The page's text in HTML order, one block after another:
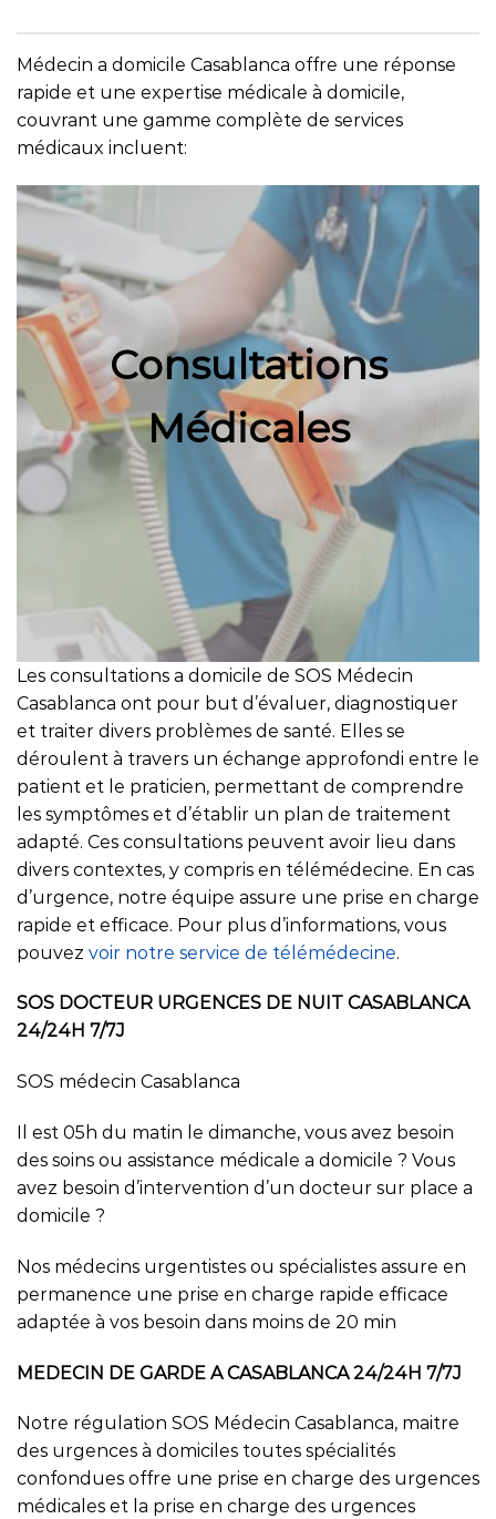
Médecin a domicile Casablanca offre une réponse
rapide et une expertise médicale à domicile,
couvrant une gamme complète de services
médicaux incluent:
Consultations
Médicales
Les consultations a domicile de SOS Médecin
Casablanca ont pour but d’évaluer, diagnostiquer
et traiter divers problèmes de santé. Elles se
déroulent à travers un échange approfondi entre le
patient et le praticien, permettant de comprendre
les symptômes et d’établir un plan de traitement
adapté. Ces consultations peuvent avoir lieu dans
divers contextes, y compris en télémédecine. En cas
d’urgence, notre équipe assure une prise en charge
rapide et efficace. Pour plus d’informations, vous
pouvez voir notre service de télémédecine.
SOS DOCTEUR URGENCES DE NUIT CASABLANCA
24/24H 7/7J
SOS médecin Casablanca
Il est 05h du matin le dimanche, vous avez besoin
des soins ou assistance médicale a domicile ? Vous
avez besoin d’intervention d’un docteur sur place a
domicile ?
Nos médecins urgentistes ou spécialistes assure en
permanence une prise en charge rapide efficace
adaptée à vos besoin dans moins de 20 min
MEDECIN DE GARDE A CASABLANCA 24/24H 7/7J
Notre régulation SOS Médecin Casablanca, maitre
des urgences à domiciles toutes spécialités
confondues offre une prise en charge des urgences
médicales et la prise en charge des urgences